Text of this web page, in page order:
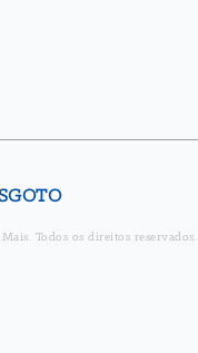
Todos os direitos reservados.